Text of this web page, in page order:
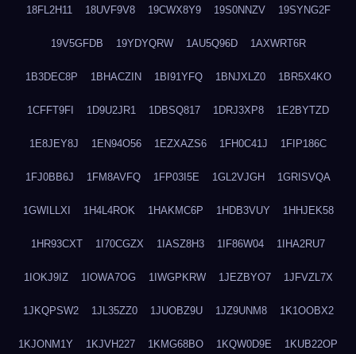
18FL2H11 18UVF9V8 19CWX8Y9 19S0NNZV 19SYNG2F
19V5GFDB 19YDYQRW 1AU5Q96D 1AXWRT6R
1B3DEC8P 1BHACZIN 1BI91YFQ 1BNJXLZ0 1BR5X4KO
1CFFT9FI 1D9U2JR1 1DBSQ817 1DRJ3XP8 1E2BYTZD
1E8JEY8J 1EN94O56 1EZXAZS6 1FH0C41J 1FIP186C
1FJ0BB6J 1FM8AVFQ 1FP03I5E 1GL2VJGH 1GRISVQA
1GWILLXI 1H4L4ROK 1HAKMC6P 1HDB3VUY 1HHJEK58
1HR93CXT 1I70CGZX 1IASZ8H3 1IF86W04 1IHA2RU7
1IOKJ9IZ 1IOWA7OG 1IWGPKRW 1JEZBYO7 1JFVZL7X
1JKQPSW2 1JL35ZZ0 1JUOBZ9U 1JZ9UNM8 1K1OOBX2
1KJONM1Y 1KJVH227 1KMG68BO 1KQW0D9E 1KUB22OP